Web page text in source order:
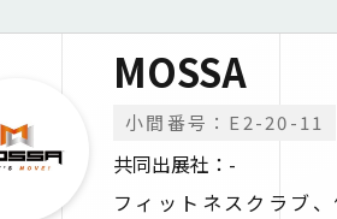
MOSSA
小間番号：E2-20-11
共同出展社：-
フィットネスクラブ